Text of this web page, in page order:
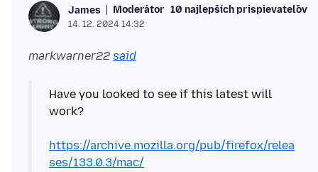
James Moderátor 10 najlepších prispievateľov
14. 12. 2024 14:32
markwarner22 said
Have you looked to see if this latest will
work?
https://archive.mozilla.org/pub/firefox/relea
ses/133.0.3/mac/